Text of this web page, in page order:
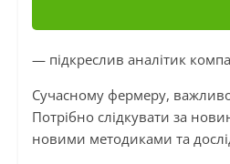
— підкреслив аналітик
Сучасному фермеру, важливо
Потрібно слідкувати за
новими методиками та